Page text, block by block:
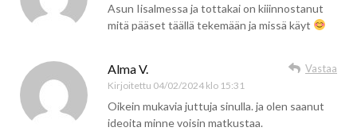
Asun Iisalmessa ja tottakai on kiiinnostanut
mitä pääset täällä tekemään ja missä käyt
Alma V.
Kirjoitettu 04/02/2024 klo 15:31
Vastaa
Oikein mukavia juttuja sinulla. ja olen saanut
ideoita minne voisin matkustaa.